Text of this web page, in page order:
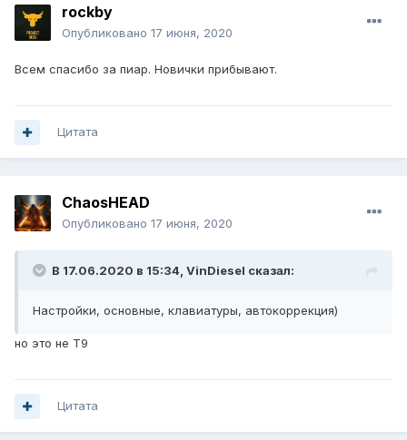
rockby
Опубликовано 17 июня, 2020
Всем спасибо за пиар. Новички прибывают.
Цитата
ChaosHEAD
Опубликовано 17 июня, 2020
В 17.06.2020 в 15:34, VinDiesel сказал:
Настройки, основные, клавиатуры, автокоррекция)
но это не T9
Цитата